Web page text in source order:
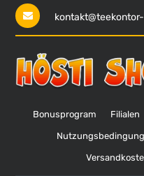
Bonusprogram Filialen